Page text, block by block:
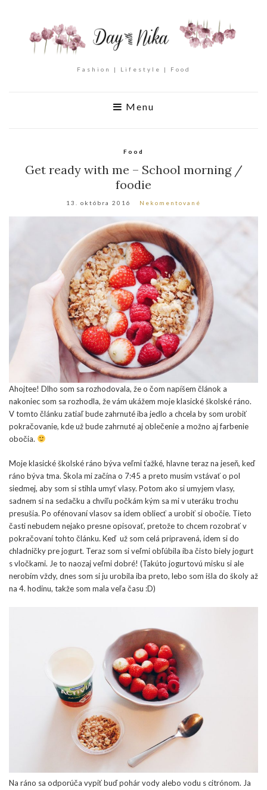
Fashion | Lifestyle | Food
Menu
Food
Get ready with me – School morning /
foodie
13. októbra 2016 Nekomentované
Ahojtee! Dlho som sa rozhodovala, že o čom napíšem článok a
nakoniec som sa rozhodla, že vám ukážem moje klasické školské ráno.
V tomto článku zatiaľ bude zahrnuté iba jedlo a chcela by som urobiť
pokračovanie, kde už bude zahrnuté aj oblečenie a možno aj farbenie
obočia.
Moje klasické školské ráno býva veľmi ťažké, hlavne teraz na jeseň, keď
ráno býva tma. Škola mi začína o 7:45 a preto musím vstávať o pol
siedmej, aby som si stihla umyť vlasy. Potom ako si umyjem vlasy,
sadnem si na sedačku a chvíľu počkám kým sa mi v uteráku trochu
presušia. Po ofénovaní vlasov sa idem obliecť a urobiť si obočie. Tieto
časti nebudem nejako presne opisovať, pretože to chcem rozobrať v
pokračovaní tohto článku. Keď už som celá pripravená, idem si do
chladničky pre jogurt. Teraz som si veľmi obľúbila iba čisto biely jogurt
s vločkami. Je to naozaj veľmi dobré! (Takúto jogurtovú misku si ale
nerobím vždy, dnes som si ju urobila iba preto, lebo som išla do školy až
na 4. hodinu, takže som mala veľa času :D)
Na ráno sa odporúča vypiť buď pohár vody alebo vodu s citrónom. Ja